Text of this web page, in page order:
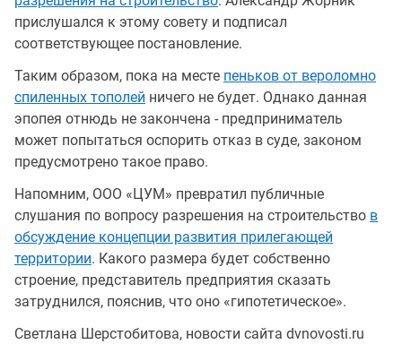
прислушался к этому совету и подписал
соответствующее постановление.
Таким образом, пока на месте пеньков от вероломно
спиленных тополей ничего не будет. Однако данная
эпопея отнюдь не закончена - предприниматель
может попытаться оспорить отказ в суде, законом
предусмотрено такое право.
Напомним, ООО «ЦУМ» превратил публичные
слушания по вопросу разрешения на строительство в
обсуждение концепции развития прилегающей
территории. Какого размера будет собственно
строение, представитель предприятия сказать
затруднился, пояснив, что оно «гипотетическое».
Светлана Шерстобитова, новости сайта dvnovosti.ru